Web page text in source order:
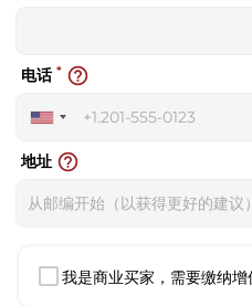
United
States
+1
电话 * help_outline
地址 help_outline
我是商业买家，需要缴纳增